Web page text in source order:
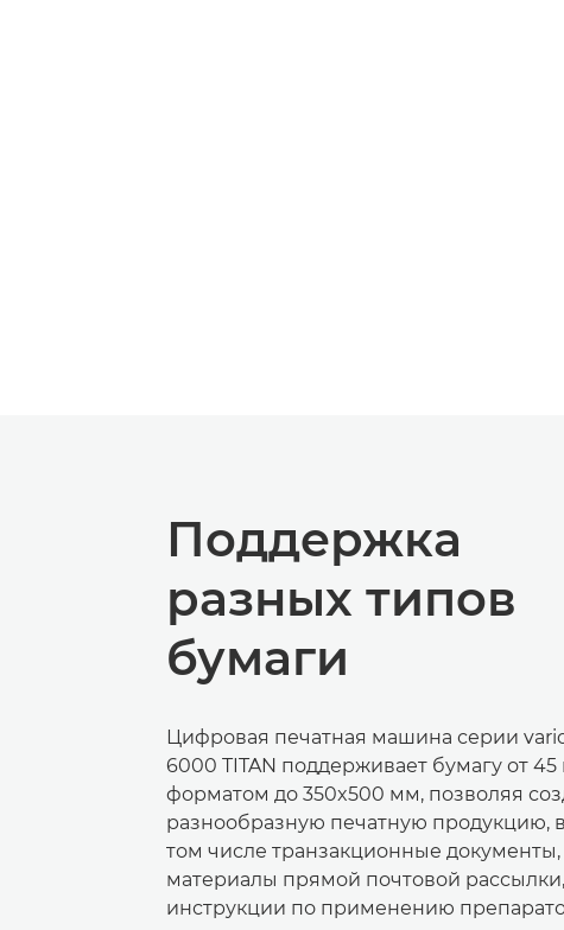
Поддержка
разных типов
бумаги
Цифровая печатная машина серии
6000 TITAN поддерживает бумагу от 45
форматом до 350x500 мм, позволяя
разнообразную печатную продукцию,
том числе транзакционные документы,
материалы прямой почтовой рассылки,
инструкции по применению